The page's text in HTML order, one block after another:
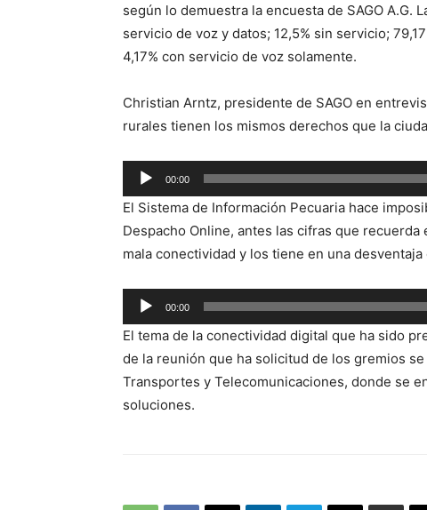
según lo demuestra la encuesta de SAGO A.G.
servicio de voz y datos; 12,5% sin servicio;
4,17% con servicio de voz solamente.
Christian Arntz, presidente de SAGO en
rurales tienen los mismos derechos que la
Reproductor
de
audio
00:00
El Sistema de Información Pecuaria hace
Despacho Online, antes las cifras que
mala conectividad y los tiene en una
Reproductor
de
audio
00:00
El tema de la conectividad digital que ha sido
de la reunión que ha solicitud de los gremios
Transportes y Telecomunicaciones, donde se
soluciones.